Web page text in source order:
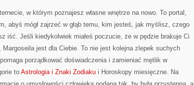
w którym poznajesz własne wnętrze na nowo. To portal,
abyś mógł zajrzeć w głąb temu, kim jesteś, jak myślisz, czego
iść. Jeśli kiedykolwiek miałeś poczucie, że w pędzie brakuje Ci
Margoseila jest dla Ciebie. To nie jest kolejna zlepek suchych
porządkować doświadczenia i zamieniać mętlik w
toAstrologia i Znaki Zodiaku i Horoskopy miesięczne. Na